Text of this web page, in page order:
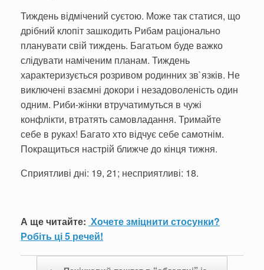
Тиждень відмічений суєтою. Може так статися, що
дрібний клопіт зашкодить Рибам раціонально
планувати свій тиждень. Багатьом буде важко
слідувати наміченим планам. Тиждень
характеризується розривом родинних зв`язків. Не
виключені взаємні докори і незадоволеність один
одним. Риби-жінки втручатимуться в чужі
конфлікти, втратять самовладання. Тримайте
себе в руках! Багато хто відчує себе самотнім.
Покращиться настрій ближче до кінця тижня.
Сприятливі дні: 19, 21; несприятливі: 18.
А ще читайте: Хочете зміцнити стосунки?
Робіть ці 5 речей!